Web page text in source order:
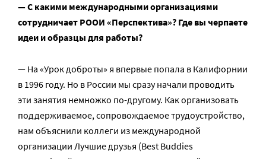
— С какими международными организациями
сотрудничает РООИ «Перспектива»? Где вы черпаете
идеи и образцы для работы?
— На «Урок доброты» я впервые попала в Калифорнии
в 1996 году. Но в России мы сразу начали проводить
эти занятия немножко по-другому. Как организовать
поддерживаемое, сопровождаемое трудоустройство,
нам объяснили коллеги из международной
организации Лучшие друзья (Best Buddies